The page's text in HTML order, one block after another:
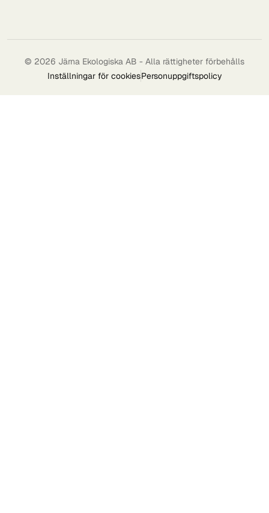
© 2026 Järna Ekologiska AB - Alla rättigheter förbehålls
Inställningar för cookiesPersonuppgiftspolicy